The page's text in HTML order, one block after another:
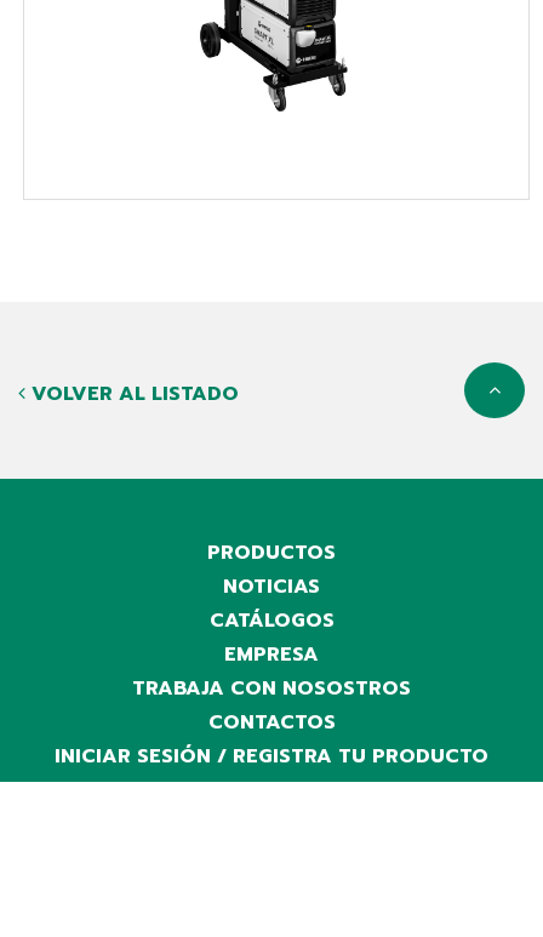
VOLVER AL LISTADO
PRODUCTOS
NOTICIAS
CATÁLOGOS
EMPRESA
TRABAJA CON NOSOSTROS
CONTACTOS
INICIAR SESIÓN / REGISTRA TU PRODUCTO